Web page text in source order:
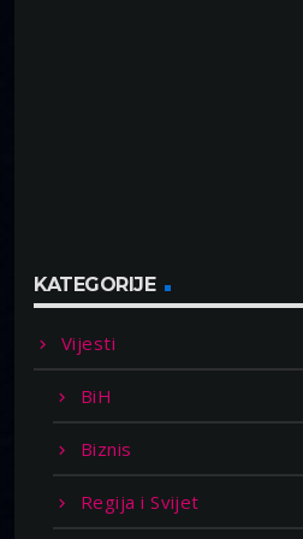
KATEGORIJE
Vijesti
BiH
Biznis
Regija i Svijet